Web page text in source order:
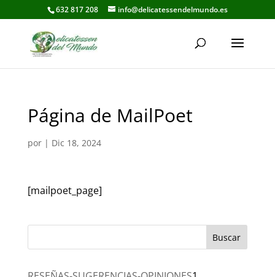
632 817 208 info@delicatessendelmundo.es
Página de MailPoet
por | Dic 18, 2024
[mailpoet_page]